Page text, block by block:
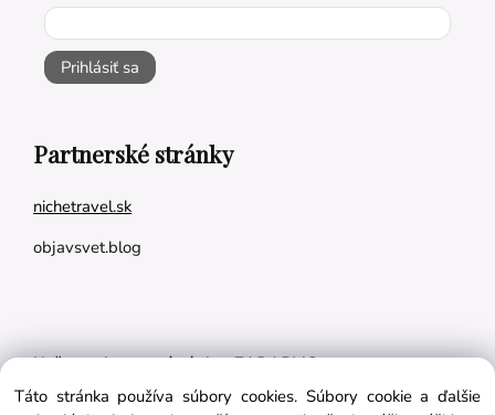
Prihlásiť sa
Partnerské stránky
nichetravel.sk
objavsvet.blog
Naše appky pre vás úplne ZADARMO:
Tréningový plán na mieru
Táto stránka používa súbory cookies. Súbory cookie a ďalšie